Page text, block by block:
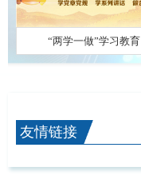
“两学一做”学习教育
友情链接